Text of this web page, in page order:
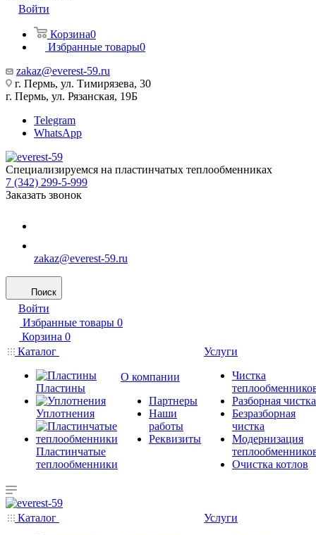
Войти
Корзина0
Избранные товары0
zakaz@everest-59.ru
г. Пермь, ул. Тимирязева, 30
г. Пермь, ул. Рязанская, 19Б
Telegram
WhatsApp
Специализируемся на пластинчатых теплообменниках
7 (342) 299-5-999
Заказать звонок
zakaz@everest-59.ru
Поиск
Войти
Избранные товары 0
Корзина 0
Каталог
Пластины
Уплотнения
Пластинчатые
теплообменники
О компании
Партнеры
Наши
работы
Реквизиты
Услуги
Чистка
Разборная чистка
Безразборная
чистка
Модернизация
Очистка котлов
Каталог
Услуги